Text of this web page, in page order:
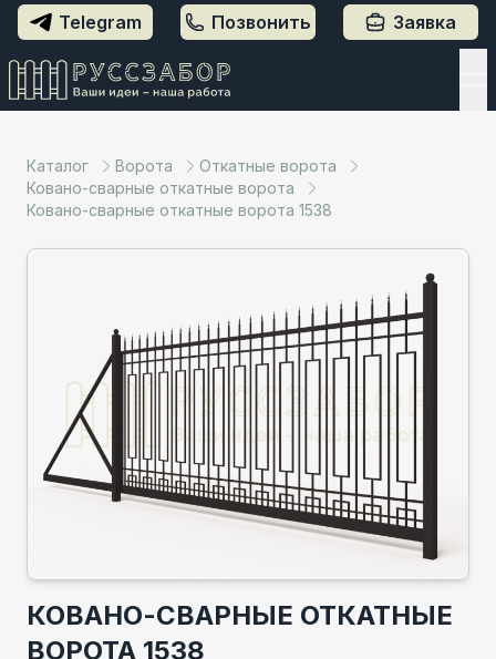
Telegram Позвонить Заявка
Каталог Ворота
Откатные ворота
Ковано-сварные откатные ворота
Ковано-сварные откатные ворота 1538
КОВАНО-СВАРНЫЕ ОТКАТНЫЕ
ВОРОТА 1538